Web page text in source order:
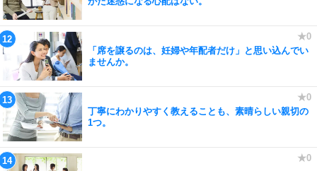
「席を譲るのは、妊婦や年配者だけ」と思い込んでい
ませんか。
丁寧にわかりやすく教えることも、素晴らしい親切の
1つ。